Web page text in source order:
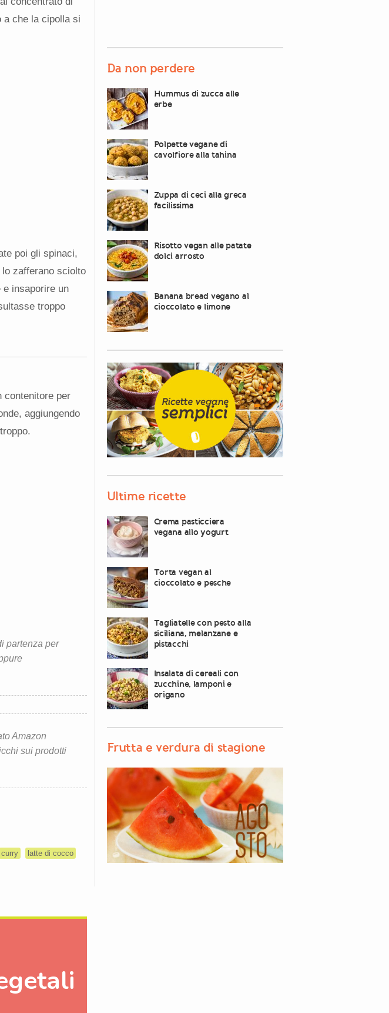
a che la cipolla si
poi gli spinaci,
zafferano sciolto
insaporire un
troppo
contenitore per
aggiungendo
partenza per
Amazon
sui prodotti
curry
latte di cocco
Da non perdere
Hummus di zucca alle
erbe
Polpette vegane di
cavolfiore alla tahina
Zuppa di ceci alla greca
facilissima
Risotto vegan alle patate
dolci arrosto
Banana bread vegano al
cioccolato e limone
Ultime ricette
Crema pasticciera
vegana allo yogurt
Torta vegan al
cioccolato e pesche
Tagliatelle con pesto alla
siciliana, melanzane e
pistacchi
Insalata di cereali con
zucchine, lamponi e
origano
Frutta e verdura di stagione